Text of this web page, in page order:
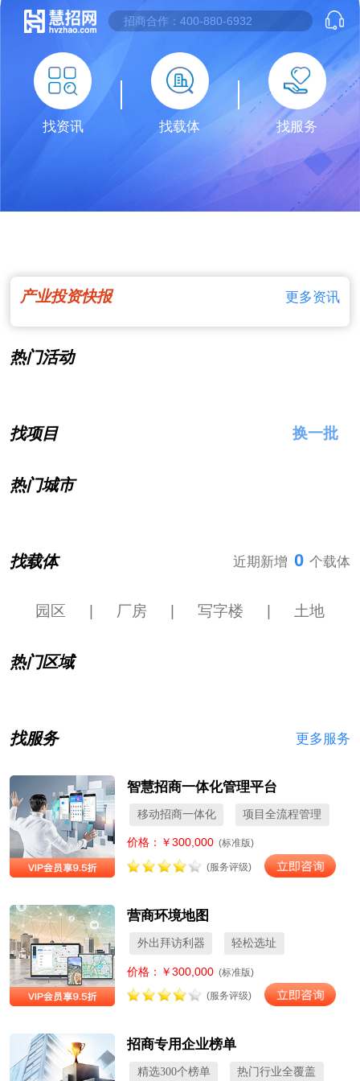
找资讯 找载体 找服务
产业投资快报 更多资讯
热门活动
找项目 换一批
热门城市
找载体 近期新增 0 个载体
园区 厂房 写字楼 土地
热门区域
找服务 更多服务
智慧招商一体化管理平台
移动招商一体化 项目全流程管理
价格：￥300,000 (标准版)
(服务评级)
营商环境地图
外出拜访利器 轻松选址
价格：￥300,000 (标准版)
(服务评级)
招商专用企业榜单
精选300个榜单 热门行业全覆盖